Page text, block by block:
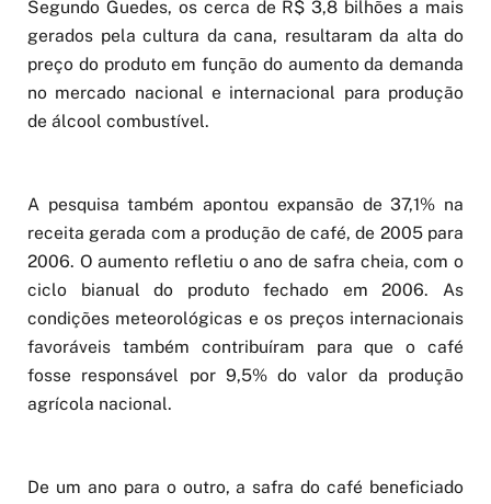
Segundo Guedes, os cerca de R$ 3,8 bilhões a mais
gerados pela cultura da cana, resultaram da alta do
preço do produto em função do aumento da demanda
no mercado nacional e internacional para produção
de álcool combustível.
A pesquisa também apontou expansão de 37,1% na
receita gerada com a produção de café, de 2005 para
2006. O aumento refletiu o ano de safra cheia, com o
ciclo bianual do produto fechado em 2006. As
condições meteorológicas e os preços internacionais
favoráveis também contribuíram para que o café
fosse responsável por 9,5% do valor da produção
agrícola nacional.
De um ano para o outro, a safra do café beneficiado